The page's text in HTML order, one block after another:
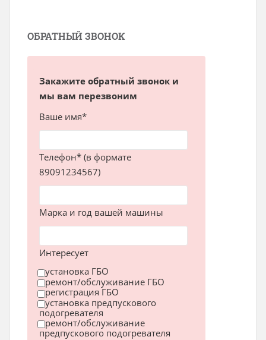
ОБРАТНЫЙ ЗВОНОК
Закажите обратный звонок и
мы вам перезвоним
Ваше имя*
Телефон* (в формате
89091234567)
Марка и год вашей машины
Интересует
установка ГБО
ремонт/обслуживание ГБО
регистрация ГБО
установка предпускового
подогревателя
ремонт/обслуживание
предпускового подогревателя